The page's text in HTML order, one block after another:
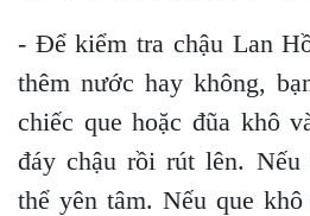
- Để kiểm tra chậu Lan
thêm nước hay không,
chiếc que hoặc đũa khô
đáy chậu rồi rút lên.
thể yên tâm. Nếu que